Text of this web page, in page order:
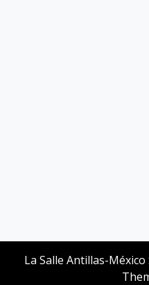
La Salle Antillas-México